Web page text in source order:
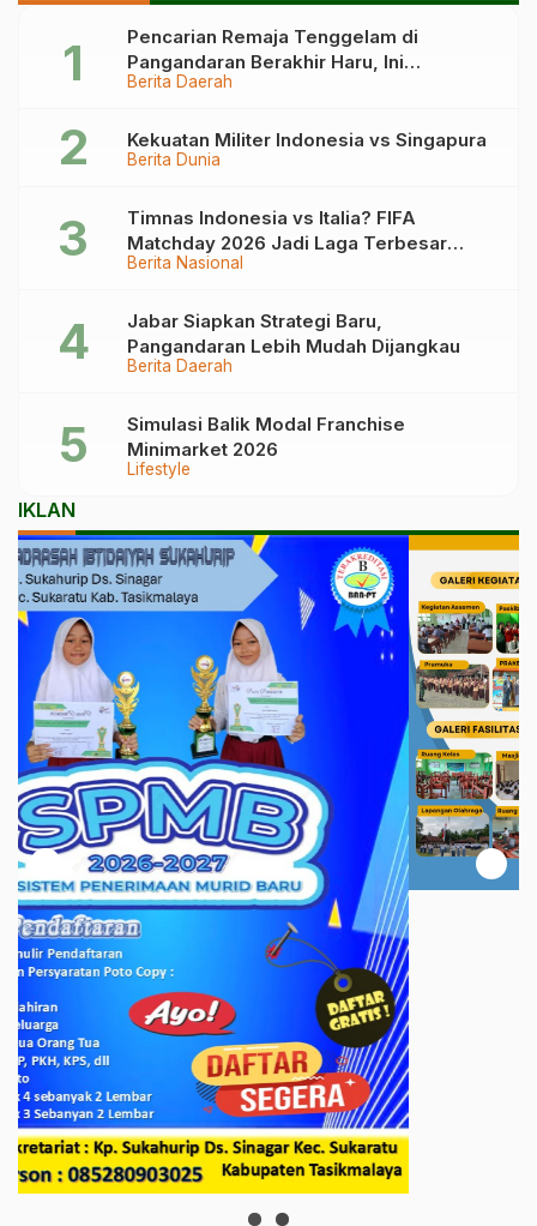
Tuqan)
Berita Daerah
Pencarian Remaja Tenggelam di
Pangandaran Berakhir Haru, Ini
Kronologinya
Berita Dunia
Kekuatan Militer Indonesia vs Singapura
Berita Nasional
Timnas Indonesia vs Italia? FIFA
Matchday 2026 Jadi Laga Terbesar
Garuda!
Berita Daerah
Jabar Siapkan Strategi Baru,
Pangandaran Lebih Mudah Dijangkau
Lifestyle
Simulasi Balik Modal Franchise
Minimarket 2026
IKLAN